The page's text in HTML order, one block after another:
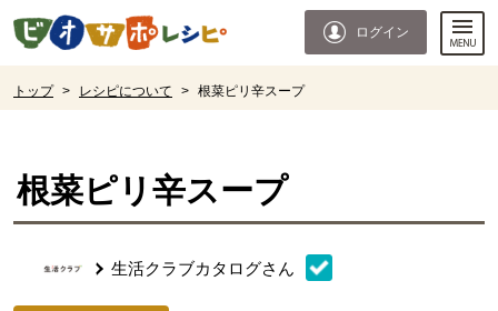
ページの先頭です。
ログイン
トップ > レシピについて > 根菜ピリ辛スープ
根菜ピリ辛スープ
生活クラブカタログさん